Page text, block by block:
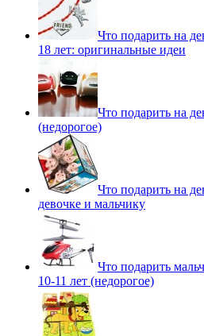
Что подарить на
18 лет: оригинальные идеи
Что подарить на
(недорогое)
Что подарить на
девочке и мальчику
Что подарить
10-11 лет (недорогое)